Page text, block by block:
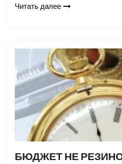
Читать далее